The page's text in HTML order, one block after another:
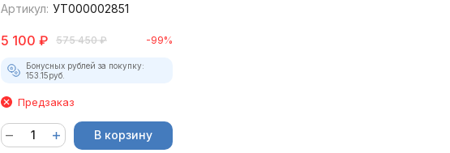
Артикул: УТ000002851
5 100 ₽ 575 450 ₽ -99%
Бонусных рублей за покупку:
153.15руб.
Предзаказ
В корзину